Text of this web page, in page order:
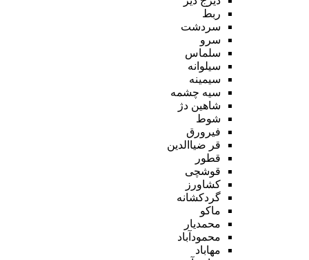
ربط
سردشت
سرو
سلماس
سیلوانه
سیمینه
سیه چشمه
شاهین دژ
شوط
فیرورق
قر ضیاالدین
قطور
قوشچی
کشاورز
گردکشانه
ماکو
محمدیار
محمودآباد
مهاباد